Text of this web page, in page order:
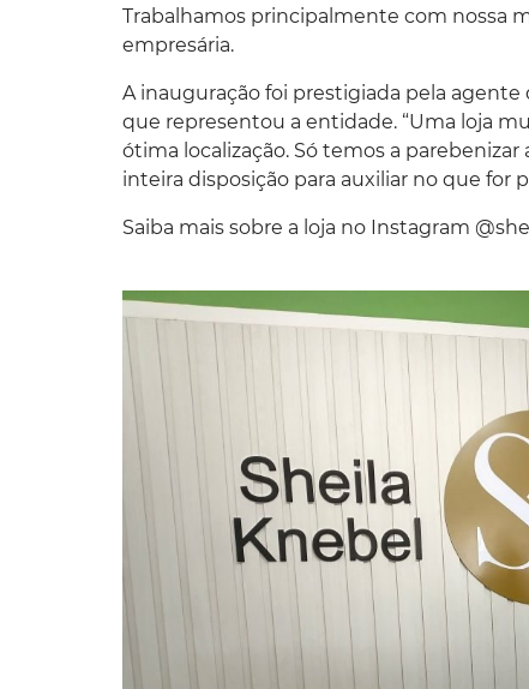
Trabalhamos principalmente com nossa
empresária.
A inauguração foi prestigiada pela
que representou a entidade. “Uma loja
ótima localização. Só temos a
inteira disposição para auxiliar no que for
Saiba mais sobre a loja no Instagram